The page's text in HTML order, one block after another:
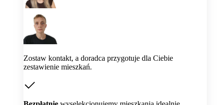
Zostaw kontakt, a doradca przygotuje dla Ciebie
zestawienie mieszkań.